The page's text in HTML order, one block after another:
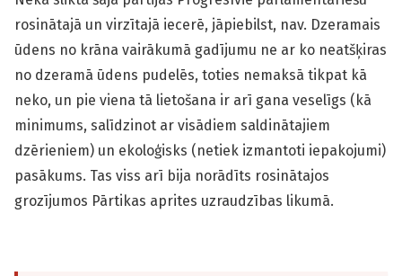
rosinātajā un virzītajā iecerē, jāpiebilst, nav. Dzeramais
ūdens no krāna vairākumā gadījumu ne ar ko neatšķiras
no dzeramā ūdens pudelēs, toties nemaksā tikpat kā
neko, un pie viena tā lietošana ir arī gana veselīgs (kā
minimums, salīdzinot ar visādiem saldinātajiem
dzērieniem) un ekoloģisks (netiek izmantoti iepakojumi)
pasākums. Tas viss arī bija norādīts rosinātajos
grozījumos Pārtikas aprites uzraudzības likumā.